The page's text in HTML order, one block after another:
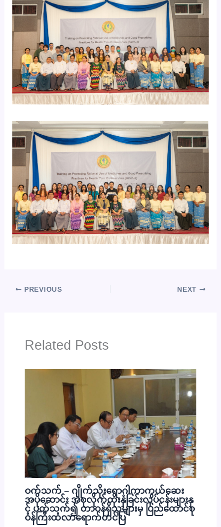
PREVIOUS NEXT
Related Posts
ဝက်သက် – ဂျိုက်သိုးရောဂါကာကွယ်ဆေး
အပိုဆောင်း အစုလိုက်ထိုးနှံခြင်းလုပ်ငန်းများနှ
င့် ပတ်သက်၍ တာဝန်ရှိသူများမှ ပြည်ထောင်စု
ဝန်ကြီးထံလာရောက်တင်ပြ